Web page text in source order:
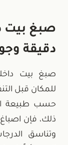
صبغ بيت
دقيقة
صبغ بيت
للمكان قبل
حسب طبيعة
ذلك، فإن اصباغ
وتناسق